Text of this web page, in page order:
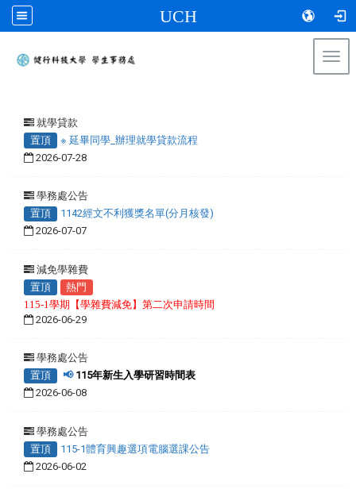
UCH
就學貸款
置頂
※ 延畢同學_辦理就學貸款流程
2026-07-28
學務處公告
置頂
1142經文不利獲獎名單(分月核發)
2026-07-07
減免學雜費
置頂
熱門
115-1學期【學雜費減免】第二次申請時間
2026-06-29
學務處公告
置頂
📢115年新生入學研習時間表
2026-06-08
學務處公告
置頂
115-1體育興趣選項電腦選課公告
2026-06-02